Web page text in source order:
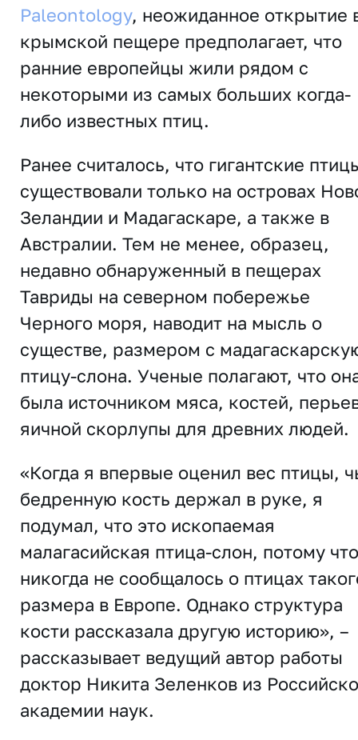
Paleontology, неожиданное открытие
крымской пещере предполагает, что
ранние европейцы жили рядом с
некоторыми из самых больших когда-
либо известных птиц.
Ранее считалось, что гигантские
существовали только на островах
Зеландии и Мадагаскаре, а также в
Австралии. Тем не менее, образец,
недавно обнаруженный в пещерах
Тавриды на северном побережье
Черного моря, наводит на мысль о
существе, размером с
птицу-слона. Ученые полагают, что
была источником мяса, костей,
яичной скорлупы для древних людей.
«Когда я впервые оценил вес птицы,
бедренную кость держал в руке, я
подумал, что это ископаемая
малагасийская птица-слон, потому что
никогда не сообщалось о птицах
размера в Европе. Однако структура
кости рассказала другую историю», –
рассказывает ведущий автор работы
доктор Никита Зеленков из
академии наук.